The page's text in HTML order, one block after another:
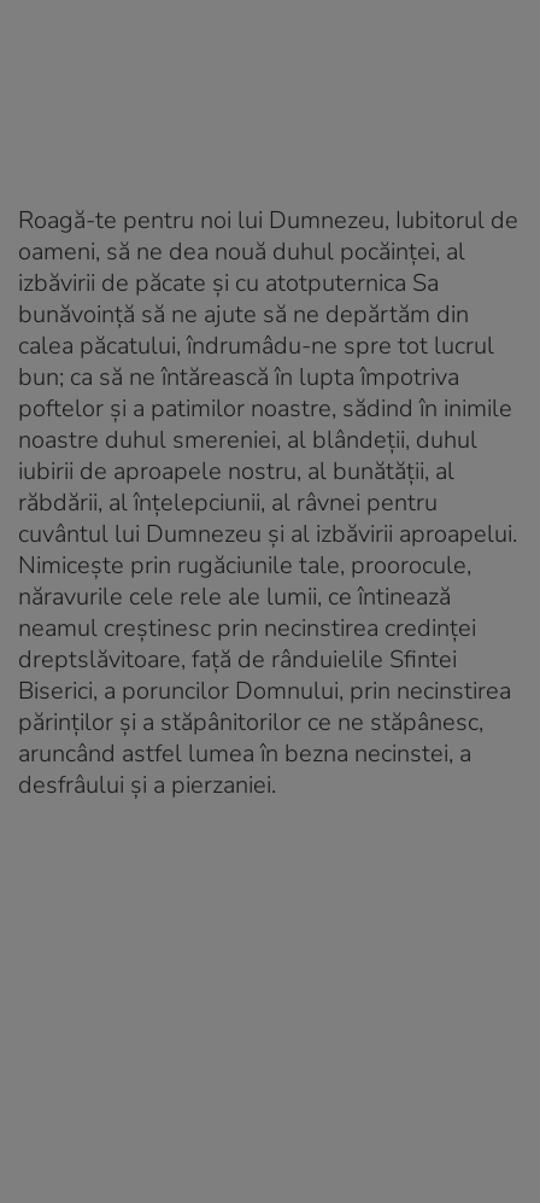
Roagă-te pentru noi lui Dumnezeu, Iubitorul de
oameni, să ne dea nouă duhul pocăinței, al
izbăvirii de păcate și cu atotputernica Sa
bunăvoință să ne ajute să ne depărtăm din
calea păcatului, îndrumâdu-ne spre tot lucrul
bun; ca să ne întărească în lupta împotriva
poftelor și a patimilor noastre, sădind în inimile
noastre duhul smereniei, al blândeții, duhul
iubirii de aproapele nostru, al bunătății, al
răbdării, al înțelepciunii, al râvnei pentru
cuvântul lui Dumnezeu și al izbăvirii aproapelui.
Nimicește prin rugăciunile tale, proorocule,
năravurile cele rele ale lumii, ce întinează
neamul creștinesc prin necinstirea credinței
dreptslăvitoare, față de rânduielile Sfintei
Biserici, a poruncilor Domnului, prin necinstirea
părinților și a stăpânitorilor ce ne stăpânesc,
aruncând astfel lumea în bezna necinstei, a
desfrâului și a pierzaniei.